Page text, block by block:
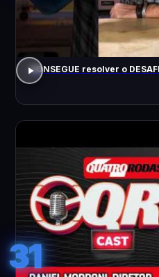
CONSEGUE resolver o
31